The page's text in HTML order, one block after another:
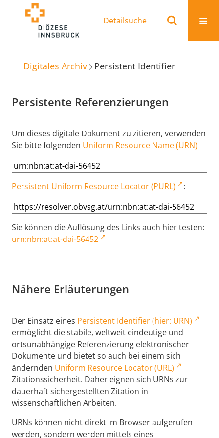
Detailsuche
Digitales Archiv Persistent Identifier
Persistente Referenzierungen
Um dieses digitale Dokument zu zitieren, verwenden
Sie bitte folgenden Uniform Resource Name (URN)
Persistent Uniform Resource Locator (PURL) :
Sie können die Auflösung des Links auch hier testen:
urn:nbn:at:at-dai-56452
Nähere Erläuterungen
Der Einsatz eines Persistent Identifier (hier: URN)
ermöglicht die stabile, weltweit eindeutige und
ortsunabhängige Referenzierung elektronischer
Dokumente und bietet so auch bei einem sich
ändernden Uniform Resource Locator (URL)
Zitationssicherheit. Daher eignen sich URNs zur
dauerhaft sichergestellten Zitation in
wissenschaftlichen Arbeiten.
URNs können nicht direkt im Browser aufgerufen
werden, sondern werden mittels eines